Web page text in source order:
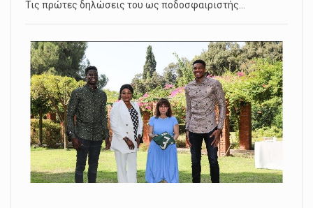
Τις πρώτες δηλώσεις του ως ποδοσφαιριστής…